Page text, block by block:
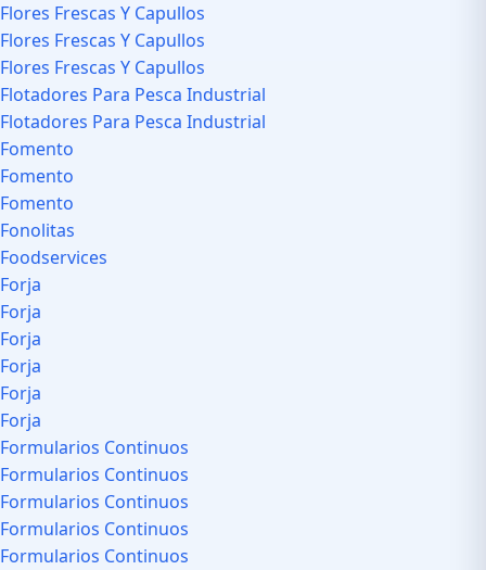
Flores Frescas Y Capullos
Flores Frescas Y Capullos
Flores Frescas Y Capullos
Flotadores Para Pesca Industrial
Flotadores Para Pesca Industrial
Fomento
Fomento
Fomento
Fonolitas
Foodservices
Forja
Forja
Forja
Forja
Forja
Forja
Formularios Continuos
Formularios Continuos
Formularios Continuos
Formularios Continuos
Formularios Continuos